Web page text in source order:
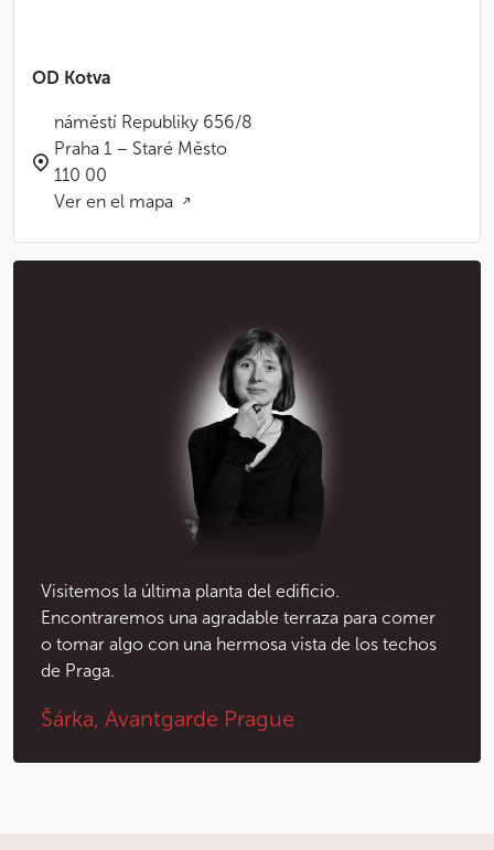
OD Kotva
náměstí Republiky 656/8
Praha 1 – Staré Město
110 00
Ver en el mapa
Visitemos la última planta del edificio.
Encontraremos una agradable terraza para comer
o tomar algo con una hermosa vista de los techos
de Praga.
Šárka, Avantgarde Prague